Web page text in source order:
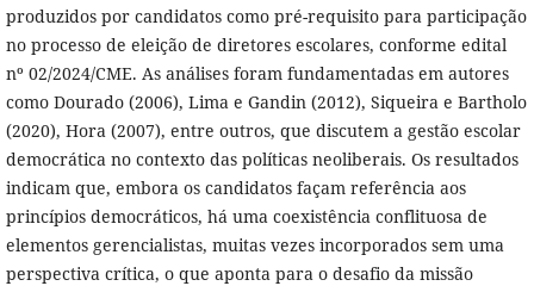
produzidos por candidatos como pré-requisito para participação
no processo de eleição de diretores escolares, conforme edital
nº 02/2024/CME. As análises foram fundamentadas em autores
como Dourado (2006), Lima e Gandin (2012), Siqueira e Bartholo
(2020), Hora (2007), entre outros, que discutem a gestão escolar
democrática no contexto das políticas neoliberais. Os resultados
indicam que, embora os candidatos façam referência aos
princípios democráticos, há uma coexistência conflituosa de
elementos gerencialistas, muitas vezes incorporados sem uma
perspectiva crítica, o que aponta para o desafio da missão